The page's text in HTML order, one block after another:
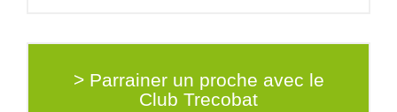
> Parrainer un proche avec le
Club Trecobat